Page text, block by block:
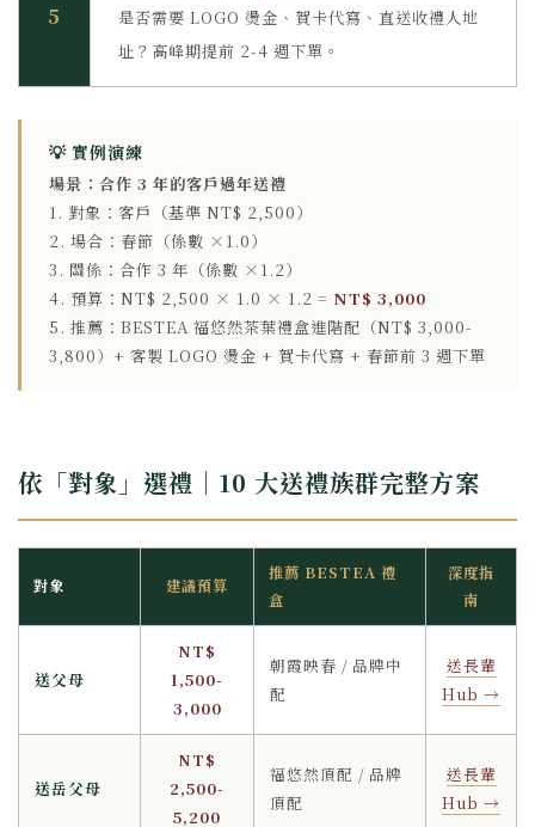
5
是否需要 LOGO 燙金、賀卡代寫、直送收禮人地
址？高峰期提前 2-4 週下單。
💡 實例演練
場景：合作 3 年的客戶過年送禮
1. 對象：客戶（基準 NT$ 2,500）
2. 場合：春節（係數 ×1.0）
3. 關係：合作 3 年（係數 ×1.2）
4. 預算：NT$ 2,500 × 1.0 × 1.2 = NT$ 3,000
5. 推薦：BESTEA 福悠然茶葉禮盒進階配（NT$ 3,000-
3,800）+ 客製 LOGO 燙金 + 賀卡代寫 + 春節前 3 週下單
依「對象」選禮｜10 大送禮族群完整方案
對象 建議預算
推薦 BESTEA 禮
盒
深度指
南
送父母
NT$
1,500-
3,000
朝霞映春 / 品牌中
配
送長輩
Hub →
送岳父母
NT$
2,500-
5,200
福悠然頂配 / 品牌
頂配
送長輩
Hub →